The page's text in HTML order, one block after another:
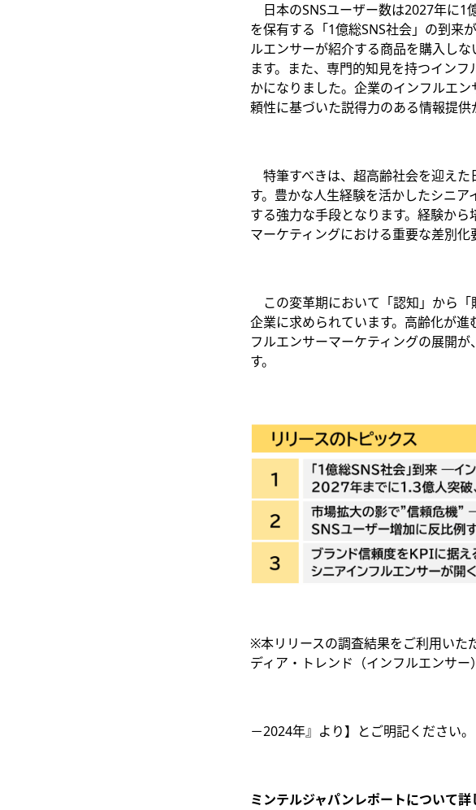
日本のSNSユーザー数は2027年に1
を保有する「1億総SNS社会」の到来
ルエンサーが紹介する商品を購入し
ます。また、専門的知見を持つイン
かになりました。企業のインフルエ
頼性に基づいた説得力のある情報提供
特筆すべきは、超高齢社会を迎えた
す。豊かな人生経験を活かしたシニ
する強力な手段となります。経験か
マーケティングにおける重要な差別化
この変革期において「認知」から
企業に求められています。高齢化が
フルエンサーマーケティングの展開
す。
※本リリースの調査結果をご利用いた
ディア・トレンド（インフルエンサー
－2024年』より】とご明記ください。
ミンテルジャパンレポートについて詳